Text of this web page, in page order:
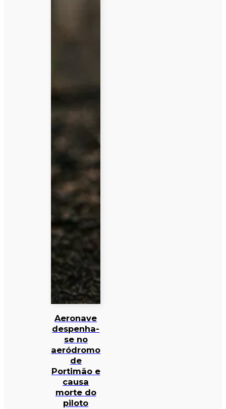
Aeronave
despenha-
se no
aeródromo
de
Portimão e
causa
morte do
piloto